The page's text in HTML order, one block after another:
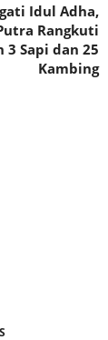
Idul Adha,
Rangkuti
3 Sapi dan 25
Kambing